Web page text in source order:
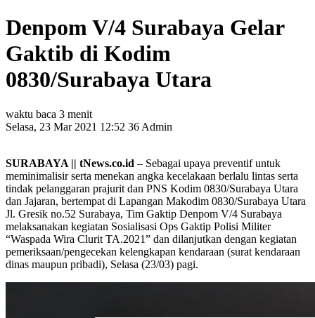
Denpom V/4 Surabaya Gelar
Gaktib di Kodim
0830/Surabaya Utara
waktu baca 3 menit
Selasa, 23 Mar 2021 12:52 36 Admin
SURABAYA || tNews.co.id – Sebagai upaya preventif untuk
meminimalisir serta menekan angka kecelakaan berlalu lintas serta
tindak pelanggaran prajurit dan PNS Kodim 0830/Surabaya Utara
dan Jajaran, bertempat di Lapangan Makodim 0830/Surabaya Utara
Jl. Gresik no.52 Surabaya, Tim Gaktip Denpom V/4 Surabaya
melaksanakan kegiatan Sosialisasi Ops Gaktip Polisi Militer
“Waspada Wira Clurit TA.2021” dan dilanjutkan dengan kegiatan
pemeriksaan/pengecekan kelengkapan kendaraan (surat kendaraan
dinas maupun pribadi), Selasa (23/03) pagi.